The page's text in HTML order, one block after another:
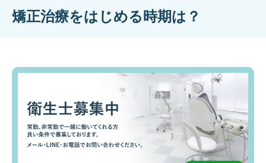
矯正治療をはじめる時期は？